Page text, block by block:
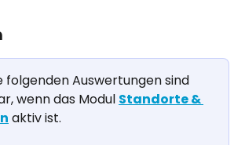
folgenden Auswertungen sind
wenn das Modul Standorte &
aktiv ist.